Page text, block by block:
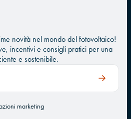
novità nel mondo del fotovoltaico!
incentivi e consigli pratici per una
e sostenibile.
marketing